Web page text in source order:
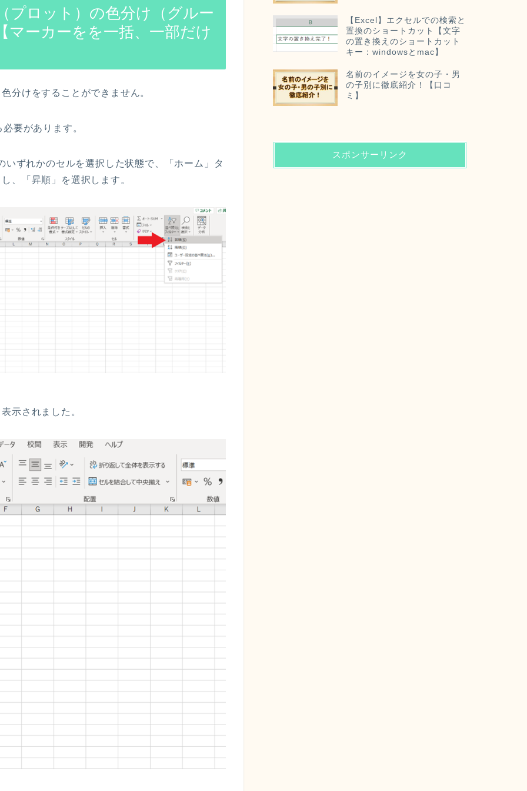
プロット）の色分け（グルー
マーカーをを一括、一部だけ
分けをすることができません。
要があります。
ずれかのセルを選択した状態で、「ホーム」タ
、「昇順」を選択します。
示されました。
【Excel】エクセルでの検索と
置換のショートカット【文字
の置き換えのショートカット
キー：windowsとmac】
名前のイメージを女の子・男
の子別に徹底紹介！【口コ
ミ】
スポンサーリンク